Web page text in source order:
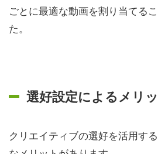
ごとに最適な動画を割り当てる
た。
選好設定によるメリ
クリエイティブの選好を活用す